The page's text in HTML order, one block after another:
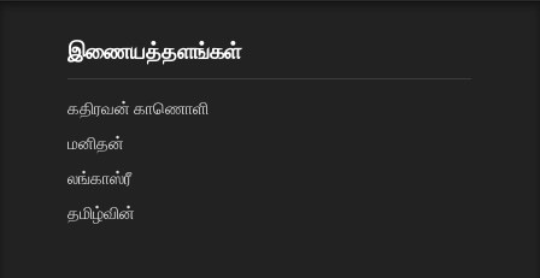
இணையத்தளங்கள்
கதிரவன் காணொளி
மனிதன்
லங்காஸ்ரீ
தமிழ்வின்